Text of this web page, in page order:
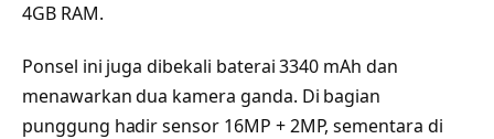
4GB RAM.
Ponsel ini juga dibekali baterai 3340 mAh dan
menawarkan dua kamera ganda. Di bagian
punggung hadir sensor 16MP + 2MP, sementara di